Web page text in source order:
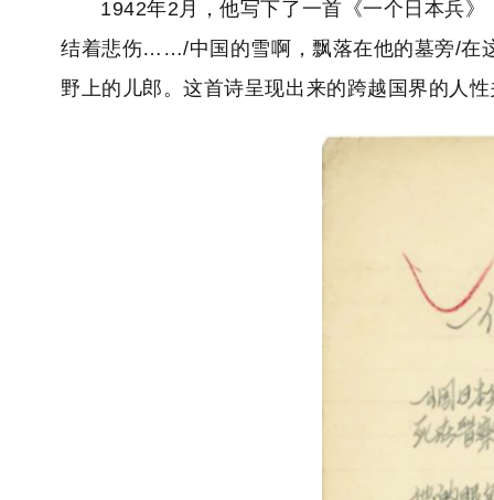
1942年2月，他写下了一首《一个日本兵
结着悲伤……/中国的雪啊，飘落在他的墓旁/在
野上的儿郎。这首诗呈现出来的跨越国界的人